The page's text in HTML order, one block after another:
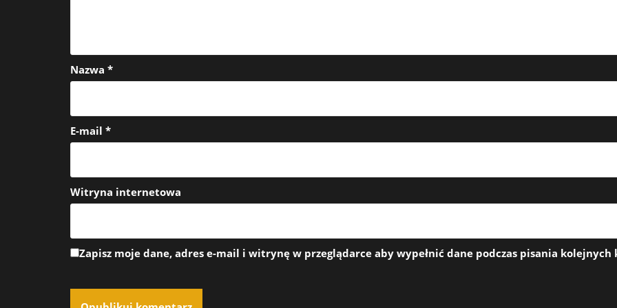
Nazwa *
E-mail *
Witryna internetowa
Zapisz moje dane, adres e-mail i witrynę w przeglądarce aby wypełnić dane podczas pisania kolejnych